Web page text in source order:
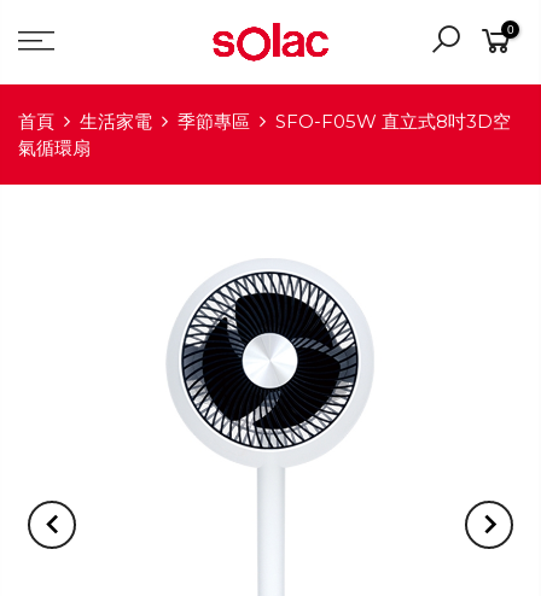
0
首頁 生活家電 季節專區
SFO-F05W 直立式8吋3D空
氣循環扇